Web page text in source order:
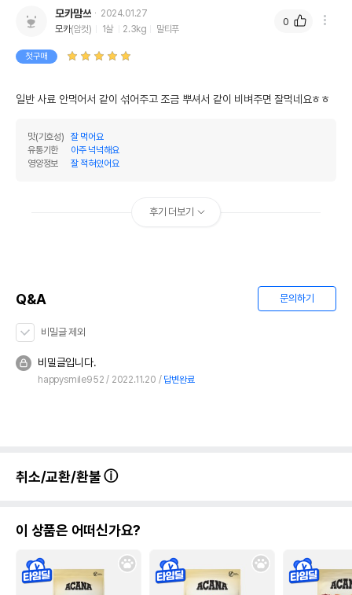
모카맘쓰
2024.01.27
모카(암컷) 1살 2.3kg 말티푸
첫구매
일반 사료 안먹어서 같이 섞어주고 조금 뿌셔서 같이 비벼주면 잘먹네요ㅎㅎ
맛(기호성)
잘 먹어요
유통기한
아주 넉넉해요
영양정보
잘 적혀있어요
0
후기 더보기
Q&A 문의하기
비밀글 제외
비밀글입니다.
happysmile952 2022.11.20 답변완료
취소/교환/환불
이 상품은 어떠신가요?